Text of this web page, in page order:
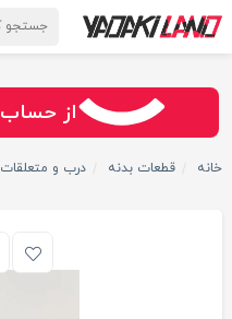
از
خانه قطعات بدنه درب و متعلقات